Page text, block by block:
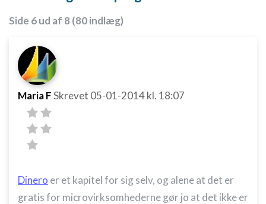
Side 6 ud af 8 (80 indlæg)
Maria FSkrevet 05-01-2014kl. 18:07
Dinero er et kapitel for sig selv, og alene at det er
gratis for microvirksomhederne gør jo at det ikke er